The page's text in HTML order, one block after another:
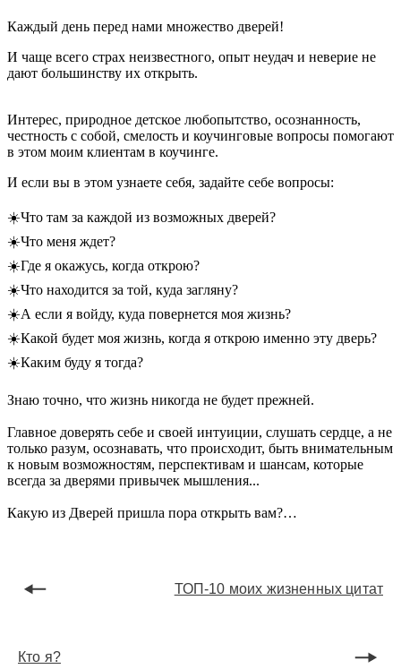
Каждый день перед нами множество дверей!
И чаще всего страх неизвестного, опыт неудач и неверие не
дают большинству их открыть.
Интерес, природное детское любопытство, осознанность,
честность с собой, смелость и коучинговые вопросы помогают
в этом моим клиентам в коучинге.
И если вы в этом узнаете себя, задайте себе вопросы:
☀️Что там за каждой из возможных дверей?
☀️Что меня ждет?
☀️Где я окажусь, когда открою?
☀️Что находится за той, куда загляну?
☀️А если я войду, куда повернется моя жизнь?
☀️Какой будет моя жизнь, когда я открою именно эту дверь?
☀️Каким буду я тогда?
Знаю точно, что жизнь никогда не будет прежней.
Главное доверять себе и своей интуиции, слушать сердце, а не
только разум, осознавать, что происходит, быть внимательным
к новым возможностям, перспективам и шансам, которые
всегда за дверями привычек мышления...
Какую из Дверей пришла пора открыть вам?…
ТОП-10 моих жизненных цитат
Кто я?